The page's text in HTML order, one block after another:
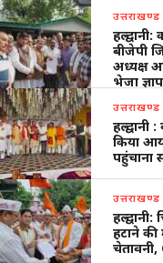
उत्तराखण्ड
बीजेपी
अध्यक्ष
भेजा
उत्तराखण्ड
किया
पहुंचाना
उत्तराखण्ड
हटाने
चेतावनी,